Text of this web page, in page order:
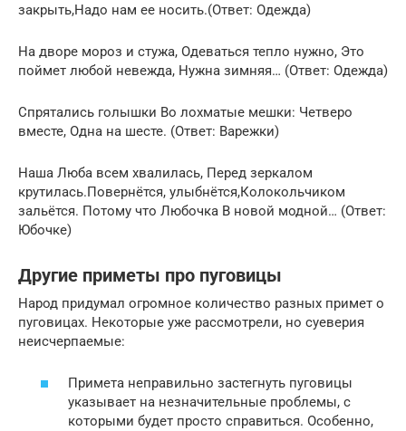
закрыть,Надо нам ее носить.(Ответ: Одежда)
На дворе мороз и стужа, Одеваться тепло нужно, Это
поймет любой невежда, Нужна зимняя… (Ответ: Одежда)
Спрятались голышки Во лохматые мешки: Четверо
вместе, Одна на шесте. (Ответ: Варежки)
Наша Люба всем хвалилась, Перед зеркалом
крутилась.Повернётся, улыбнётся,Колокольчиком
зальётся. Потому что Любочка В новой модной… (Ответ:
Юбочке)
Другие приметы про пуговицы
Народ придумал огромное количество разных примет о
пуговицах. Некоторые уже рассмотрели, но суеверия
неисчерпаемые:
Примета неправильно застегнуть пуговицы
указывает на незначительные проблемы, с
которыми будет просто справиться. Особенно,